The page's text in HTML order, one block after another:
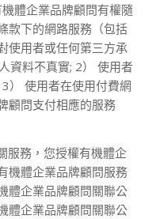
體企業品牌顧問有權隨
款下的網路服務（包括
使用者或任何第三方承
資料不真實; 2） 使用者
） 使用者在使用付費網
顧問支付相應的服務
服務，您授權有機體企
機體企業品牌顧問服務
體企業品牌顧問關聯公
體企業品牌顧問關聯公